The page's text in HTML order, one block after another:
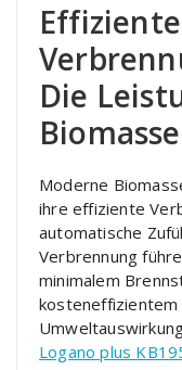
Effiziente
Die
Moderne
ihre effiziente
automatische
Verbrennung
minimalem
Logano plus